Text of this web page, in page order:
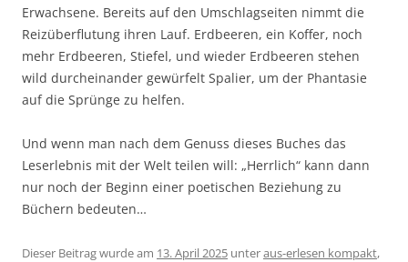
Erwachsene. Bereits auf den Umschlagseiten nimmt die
Reizüberflutung ihren Lauf. Erdbeeren, ein Koffer, noch
mehr Erdbeeren, Stiefel, und wieder Erdbeeren stehen
wild durcheinander gewürfelt Spalier, um der Phantasie
auf die Sprünge zu helfen.
Und wenn man nach dem Genuss dieses Buches das
Leserlebnis mit der Welt teilen will: „Herrlich“ kann dann
nur noch der Beginn einer poetischen Beziehung zu
Büchern bedeuten…
Dieser Beitrag wurde am 13. April 2025 unteraus-erlesen kompakt,